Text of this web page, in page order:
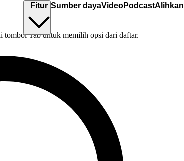
Fitur Sumber dayaVideoPodcastAlihkan
Tab untuk memilih opsi dari daftar.